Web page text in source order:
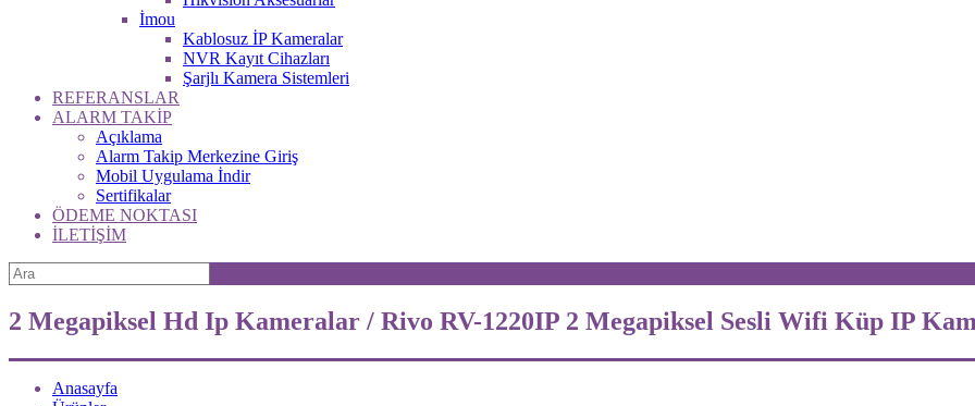
İmou
Kablosuz İP Kameralar
NVR Kayıt Cihazları
Şarjlı Kamera Sistemleri
REFERANSLAR
ALARM TAKİP
Açıklama
Alarm Takip Merkezine Giriş
Mobil Uygulama İndir
Sertifikalar
ÖDEME NOKTASI
İLETİŞİM
2 Megapiksel Hd Ip Kameralar / Rivo RV-1220IP 2 Megapiksel Sesli Wifi Küp IP
Anasayfa